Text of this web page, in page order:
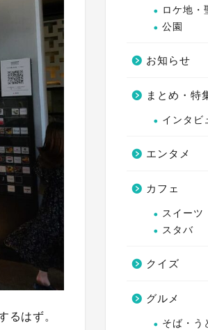
るはず。
ロケ地・
公園
お知らせ
まとめ・特
インタビ
エンタメ
カフェ
スイーツ
スタバ
クイズ
グルメ
そば・う